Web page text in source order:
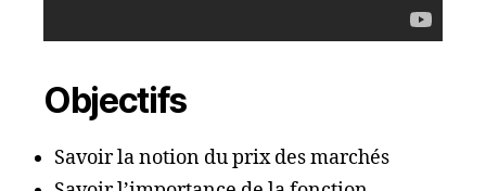
Objectifs
Savoir la notion du prix des marchés